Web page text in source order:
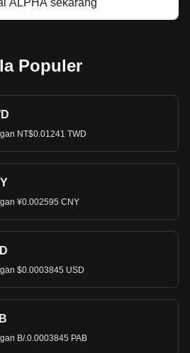
ALPHA sekarang
Populer
NT$0.01241 TWD
¥0.002595 CNY
$0.0003845 USD
B/.0.0003845 PAB